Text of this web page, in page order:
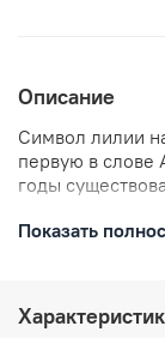
Описание
Символ лилии
первую в слове
годы
По лицензии
Размеры:
Показать